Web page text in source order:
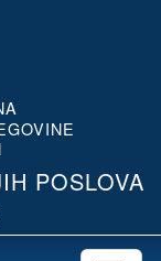
POSLOVA